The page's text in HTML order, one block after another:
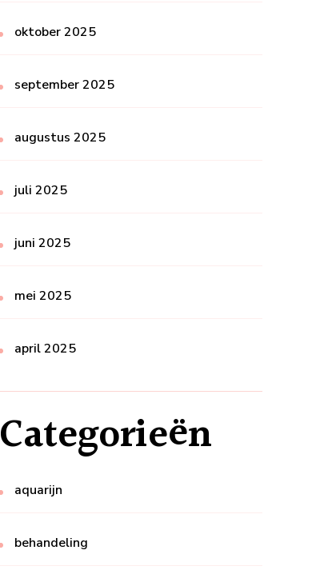
oktober 2025
september 2025
augustus 2025
juli 2025
juni 2025
mei 2025
april 2025
Categorieën
aquarijn
behandeling